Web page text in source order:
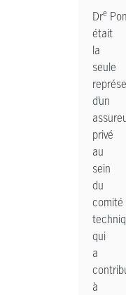
Dre
était
la
seule
d’un
privé
au
sein
du
comité
qui
a
à